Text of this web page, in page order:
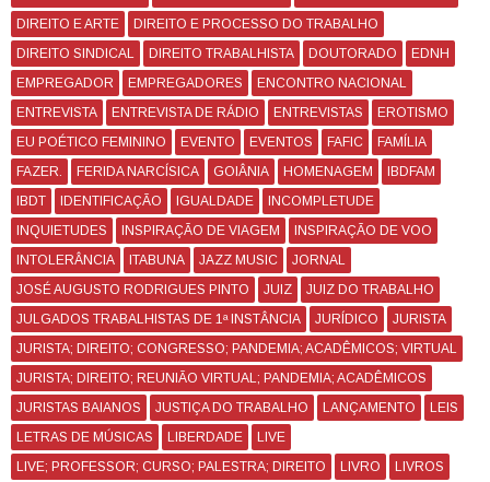
DIREITO E ARTE
DIREITO E PROCESSO DO TRABALHO
DIREITO SINDICAL
DIREITO TRABALHISTA DOUTORADO
EDNH
EMPREGADOR
EMPREGADORES
ENCONTRO NACIONAL
ENTREVISTA
ENTREVISTA DE RÁDIO ENTREVISTAS
EROTISMO
EU POÉTICO FEMININO
EVENTO EVENTOS FAFIC
FAMÍLIA
FAZER.
FERIDA NARCÍSICA GOIÂNIA HOMENAGEM
IBDFAM
IBDT
IDENTIFICAÇÃO IGUALDADE
INCOMPLETUDE
INQUIETUDES
INSPIRAÇÃO DE VIAGEM
INSPIRAÇÃO DE VOO
INTOLERÂNCIA
ITABUNA JAZZ MUSIC
JORNAL
JOSÉ AUGUSTO RODRIGUES PINTO
JUIZ
JUIZ DO TRABALHO
JULGADOS TRABALHISTAS DE 1ª INSTÂNCIA
JURÍDICO
JURISTA
JURISTA; DIREITO; CONGRESSO; PANDEMIA; ACADÊMICOS; VIRTUAL
JURISTA; DIREITO; REUNIÃO VIRTUAL; PANDEMIA; ACADÊMICOS
JURISTAS BAIANOS
JUSTIÇA DO TRABALHO LANÇAMENTO
LEIS
LETRAS DE MÚSICAS
LIBERDADE
LIVE
LIVE; PROFESSOR; CURSO; PALESTRA; DIREITO
LIVRO
LIVROS